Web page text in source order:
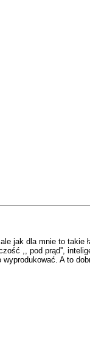
jak dla mnie to takie
,, pod prąd'',
A to